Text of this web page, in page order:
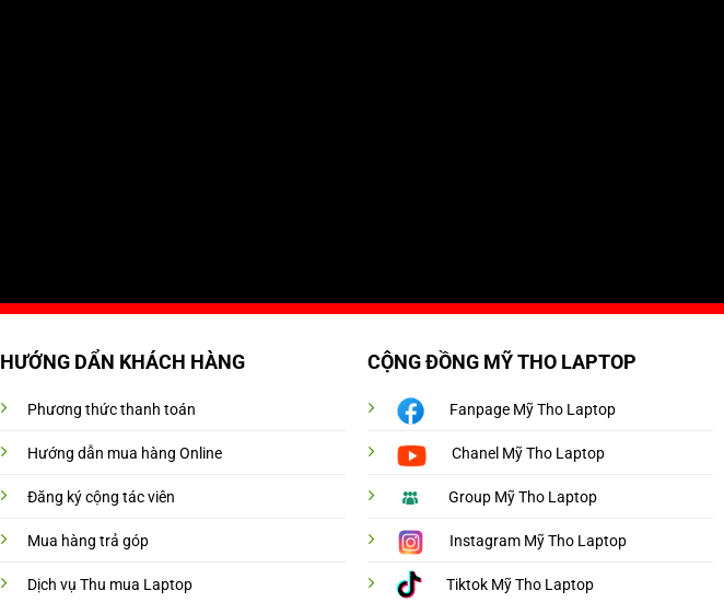
HƯỚNG DẨN KHÁCH HÀNG
Phương thức thanh toán
Hướng dẫn mua hàng Online
Đăng ký cộng tác viên
Mua hàng trả góp
Dịch vụ Thu mua Laptop
CỘNG ĐỒNG MỸ THO LAPTOP
Fanpage Mỹ Tho Laptop
Chanel Mỹ Tho Laptop
Group Mỹ Tho Laptop
Instagram Mỹ Tho Laptop
Tiktok Mỹ Tho Laptop